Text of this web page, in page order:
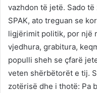
vazhdon të jetë. Sado
SPAK, ato treguan se
ligjërimit politik, por një
vjedhura, grabitura,
populli sheh se çfarë
veten shërbëtorët e tij.
zotërisë dhe i thotë: Pa